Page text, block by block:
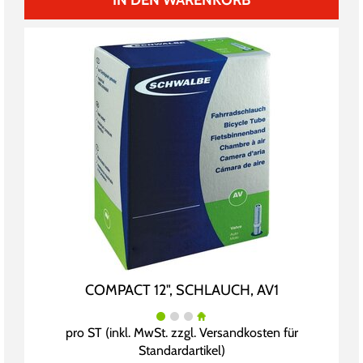
COMPACT 12", SCHLAUCH, AV1
pro ST (inkl. MwSt. zzgl. Versandkosten für
Standardartikel)